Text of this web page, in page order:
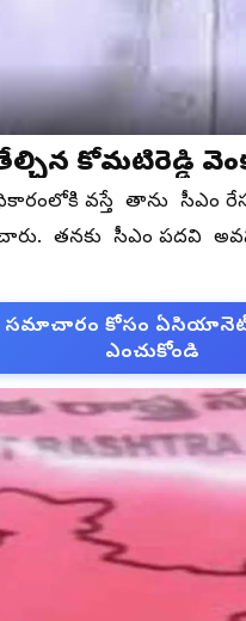
సీఎం రేసులో లేనని తేల్చిన
వస్తే తాను సీఎం
తనకు సీఎం పదవి
సమాచారం కోసం ఏసియానెట్
ఎంచుకోండి